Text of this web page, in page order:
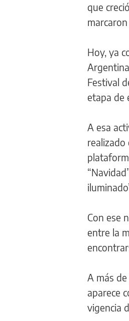
que
Hoy, ya
Festival
etapa de
A esa
Con ese
entre la
A más
aparece
vigencia